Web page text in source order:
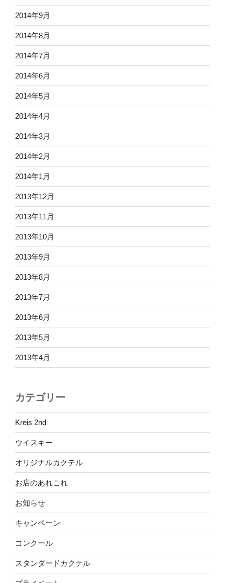
2014年9月
2014年8月
2014年7月
2014年6月
2014年5月
2014年4月
2014年3月
2014年2月
2014年1月
2013年12月
2013年11月
2013年10月
2013年9月
2013年8月
2013年7月
2013年6月
2013年5月
2013年4月
カテゴリー
Kreis 2nd
ウイスキー
オリジナルカクテル
お店のあれこれ
お知らせ
キャンペーン
コンクール
スタンダードカクテル